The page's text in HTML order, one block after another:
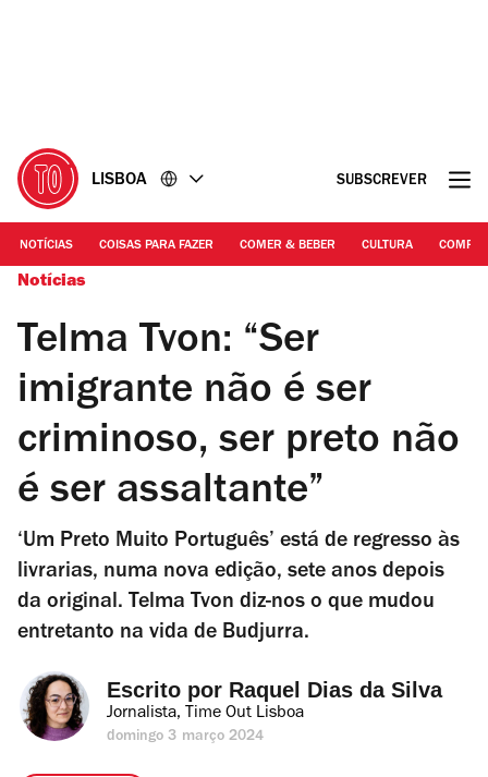
LISBOA SUBSCREVER
NOTÍCIAS COISAS PARA FAZER COMER & BEBER CULTURA
Notícias
Telma Tvon: “Ser
imigrante não é ser
criminoso, ser preto não
é ser assaltante”
‘Um Preto Muito Português’ está de regresso às
livrarias, numa nova edição, sete anos depois
da original. Telma Tvon diz-nos o que mudou
entretanto na vida de Budjurra.
Escrito por Raquel Dias da Silva
Jornalista, Time Out Lisboa
domingo 3 março 2024